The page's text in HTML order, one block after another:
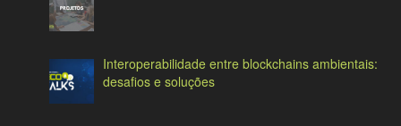
Interoperabilidade entre blockchains ambientais:
desafios e soluções